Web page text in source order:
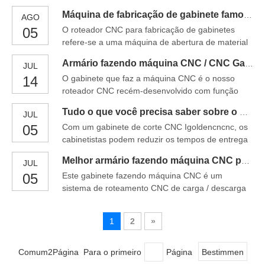
prova de poeira, é útil para a vida útil da máquina.
Esses gabinetes fazendo roteador CNC usado
principalmente para indústria de madeira, porta,
negócios de decoração, moul
AGO
05
O roteador CNC para fabricação de gabinetes
refere-se a uma máquina de abertura de material
alimentação consiste em uma bancada de
trabalho, que é equipada com uma tabela de dois
trabalho ao longo da direção do comprimento do
suporte da bancada de trabalho, e t
JUL
14
O gabinete que faz a máquina CNC é o nosso
roteador CNC recém-desenvolvido com função
material para fabricação de gabinete, amplamente
utilizada na decoração de casa, loja e mobiliário
de escritório. É equipado com fuso HSD da Itália,
de syntec avançado, Japane
JUL
05
Com um gabinete de corte CNC Igoldencncnc, os
cabinetistas podem reduzir os tempos de entrega
gabinetes de corte CNC tornaram a fabricação de
portas, bancadas, prateleiras, gavetas e frentes
gavetas disponíveis para pequenas, médias
CNC Cut Armets Al
JUL
05
Este gabinete fazendo máquina CNC é um
sistema de roteamento CNC de carga / descarga
para alimentação baseada aninhada através da
usinagem. Este gabinete fazendo máquina CNC é
e mobiliário personalizado. A maioria dos caras eu
conheço quem usa um gabinete fazendo
1 2 »
Comum2Página Para o primeiro Página Bestimmen